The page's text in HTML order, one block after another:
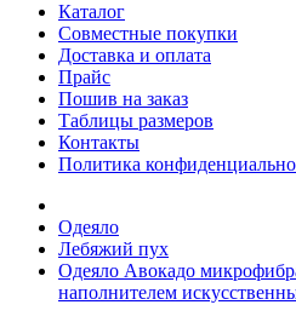
Каталог
Совместные покупки
Доставка и оплата
Прайс
Пошив на заказ
Таблицы размеров
Контакты
Политика
Одеяло
Лебяжий пух
Одеяло Авокадо
наполнителем